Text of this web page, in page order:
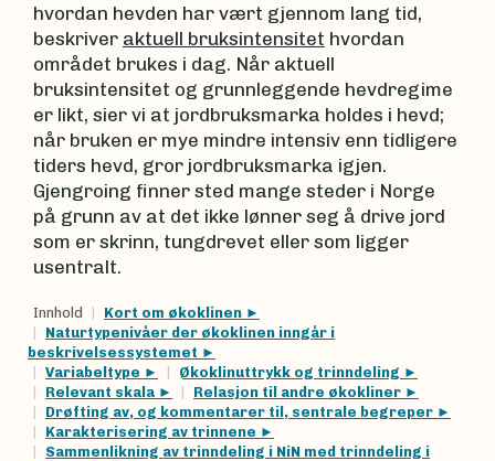
hvordan hevden har vært gjennom lang tid,
beskriver aktuell bruksintensitet hvordan
området brukes i dag. Når aktuell
bruksintensitet og grunnleggende hevdregime
er likt, sier vi at jordbruksmarka holdes i hevd;
når bruken er mye mindre intensiv enn tidligere
tiders hevd, gror jordbruksmarka igjen.
Gjengroing finner sted mange steder i Norge
på grunn av at det ikke lønner seg å drive jord
som er skrinn, tungdrevet eller som ligger
usentralt.
Innhold
Kort om økoklinen
Naturtypenivåer der økoklinen inngår i
beskrivelsessystemet
Variabeltype
Økoklinuttrykk og trinndeling
Relevant skala
Relasjon til andre økokliner
Drøfting av, og kommentarer til, sentrale begreper
Karakterisering av trinnene
Sammenlikning av trinndeling i NiN med trinndeling i